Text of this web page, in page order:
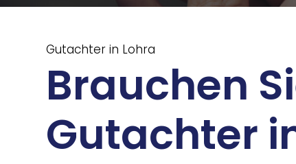
Gutachter in Lohra
Brauchen
Gutachter